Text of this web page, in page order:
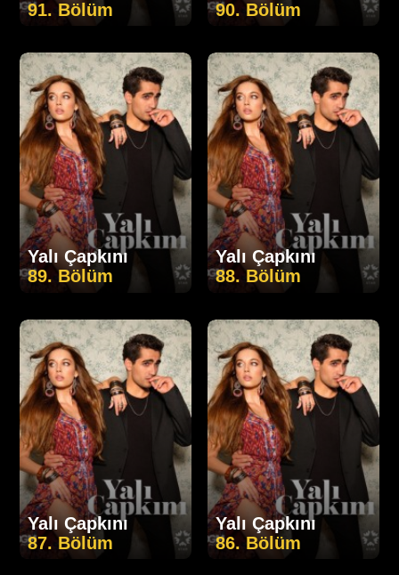
91. Bölüm 90. Bölüm
Yalı Çapkını
89. Bölüm
Yalı Çapkını
88. Bölüm
Yalı Çapkını
87. Bölüm
Yalı Çapkını
86. Bölüm